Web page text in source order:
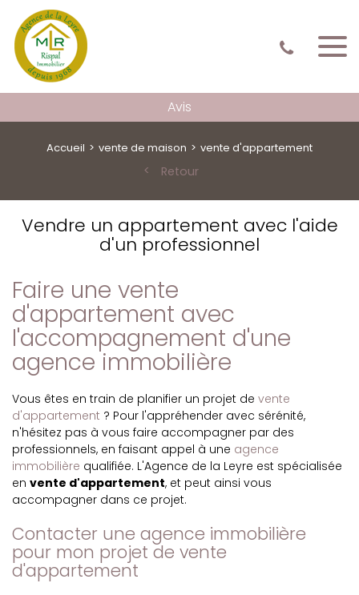
Avis
Accueil vente de maison vente d'appartement
Retour
Vendre un appartement avec l'aide
d'un professionnel
Faire une vente
d'appartement avec
l'accompagnement d'une
agence immobilière
Vous êtes en train de planifier un projet de vente
d'appartement ? Pour l'appréhender avec sérénité,
n'hésitez pas à vous faire accompagner par des
professionnels, en faisant appel à une agence
immobilière qualifiée. L'Agence de la Leyre est spécialisée
en vente d'appartement, et peut ainsi vous
accompagner dans ce projet.
Contacter une agence immobilière
pour mon projet de vente
d'appartement